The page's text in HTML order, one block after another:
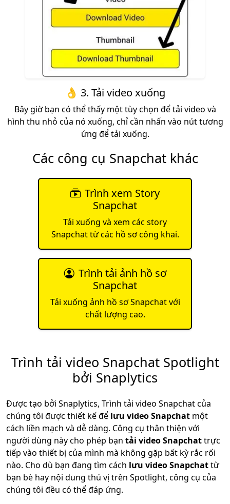
👌 3. Tải video xuống
Bây giờ bạn có thể thấy một tùy chọn để tải video và
hình thu nhỏ của nó xuống, chỉ cần nhấn vào nút tương
ứng để tải xuống.
Các công cụ Snapchat khác
Trình xem Story
Snapchat
Tải xuống và xem các story
Snapchat từ các hồ sơ công khai.
Trình tải ảnh hồ sơ
Snapchat
Tải xuống ảnh hồ sơ Snapchat với
chất lượng cao.
Trình tải video Snapchat Spotlight
bởi Snaplytics
Được tạo bởi Snaplytics, Trình tải video Snapchat của
chúng tôi được thiết kế để lưu video Snapchat một
cách liền mạch và dễ dàng. Công cụ thân thiện với
người dùng này cho phép bạn tải video Snapchattrực
tiếp vào thiết bị của mình mà không gặp bất kỳ rắc rối
nào. Cho dù bạn đang tìm cách lưu video Snapchattừ
bạn bè hay nội dung thú vị trên Spotlight, công cụ của
chúng tôi đều có thể đáp ứng.